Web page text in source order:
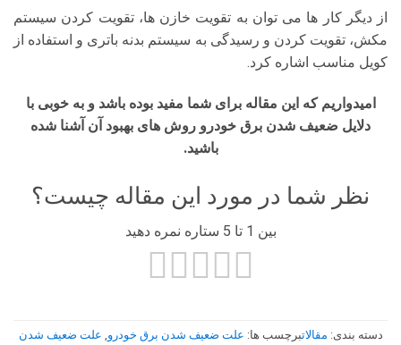
از دیگر کار ها می توان به تقویت خازن ها، تقویت کردن سیستم
مکش، تقویت کردن و رسیدگی به سیستم بدنه باتری و استفاده از
کویل مناسب اشاره کرد.
امیدواریم که این مقاله برای شما مفید بوده باشد و به خوبی با
دلایل ضعیف شدن برق خودرو روش های بهبود آن آشنا شده
باشید.
نظر شما در مورد این مقاله چیست؟
بین 1 تا 5 ستاره نمره دهید
دسته بندی: مقالاتبرچسب ها: علت ضعیف شدن برق خودرو, علت ضعیف شدن